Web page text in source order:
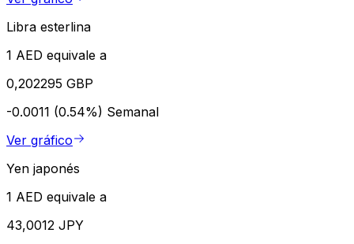
Libra esterlina
1 AED equivale a
0,202295 GBP
-0.0011 (0.54%) Semanal
Ver gráfico
Yen japonés
1 AED equivale a
43,0012 JPY